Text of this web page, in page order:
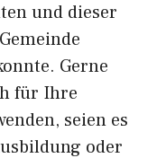
und dieser
Gerne
für Ihre
seien es
oder